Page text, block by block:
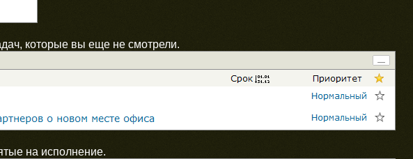
которые вы еще не смотрели.
на исполнение.